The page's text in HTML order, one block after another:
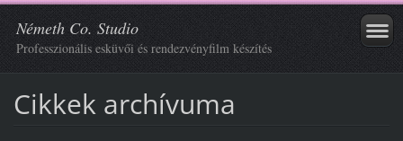
Németh Co. Studio
Professzionális esküvői és rendezvényfilm készítés
Cikkek archívuma